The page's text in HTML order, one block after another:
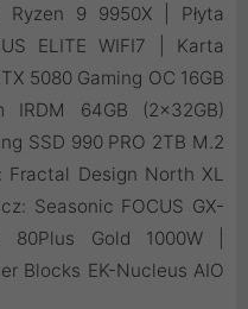
Ryzen 9 9950X | Płyta
ELITE WIFI7 | Karta
5080 Gaming OC 16GB
IRDM 64GB (2x32GB)
SSD 990 PRO 2TB M.2
Fractal Design North XL
Seasonic FOCUS GX-
Gold 1000W |
Blocks EK-Nucleus AIO